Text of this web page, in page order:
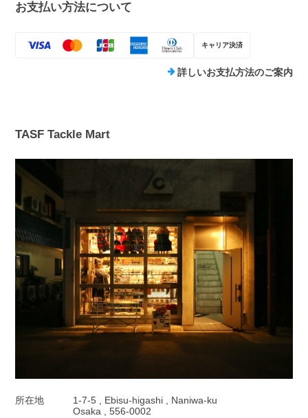
お支払い方法について
キャリア決済
詳しいお支払方法のご案内
TASF Tackle Mart
所在地
1-7-5 , Ebisu-higashi , Naniwa-ku
Osaka , 556-0002